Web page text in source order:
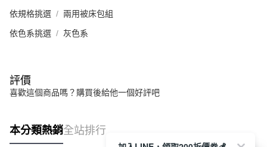
依規格挑選 兩用被床包組
依色系挑選 灰色系
評價
喜歡這個商品嗎？購買後給他一個好評吧
本分類熱銷全站排行
每天都有一次拉霸機會